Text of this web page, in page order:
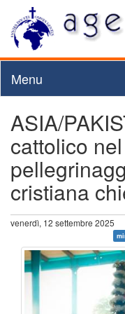
Menu
ASIA/
cattolico
cristiana
venerdì, 12 settembre 2025